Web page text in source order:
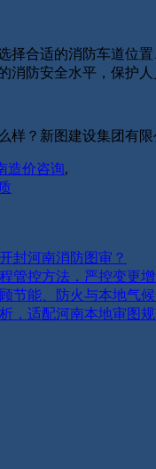
适的消防车道位置
防安全水平，保护人
？新图建设集团有限
造价咨询,
封河南消防图审？
管控方法，严控变更
节能、防火与本地气
，适配河南本地审图